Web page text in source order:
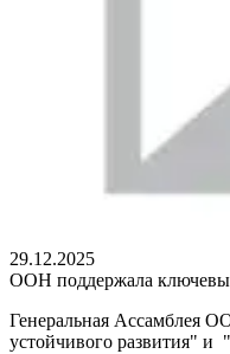
29.12.2025
ООН поддержала
Генеральная Ассамблея
устойчивого развития" и